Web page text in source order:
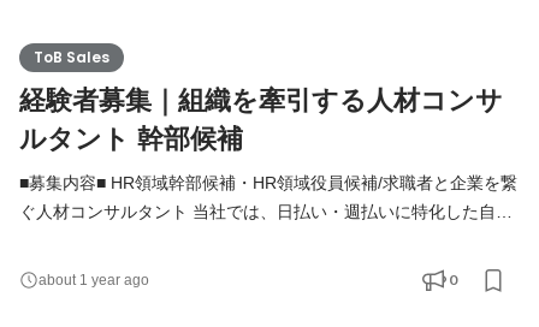
ToB Sales
経験者募集｜組織を牽引する人材コンサ
ルタント 幹部候補
■募集内容■ HR領域幹部候補・HR領域役員候補/求職者と企業を繋
ぐ人材コンサルタント 当社では、日払い・週払いに特化した自社
材派遣事業を牽引するメンバーとして、人材コンサルタント業務
about 1 year ago 0